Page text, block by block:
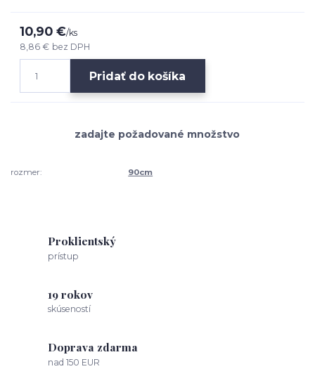
10,90 €/ks
8,86 € bez DPH
Pridať do košíka
rozmer: 90cm
Proklientský
prístup
19 rokov
skúseností
Doprava zdarma
nad 150 EUR